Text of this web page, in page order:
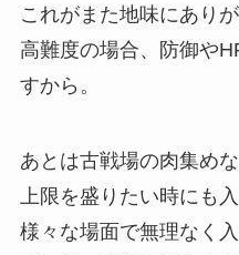
これがまた地味にあり
高難度の場合、防御や
すから。
あとは古戦場の肉集め
上限を盛りたい時にも
様々な場面で無理なく